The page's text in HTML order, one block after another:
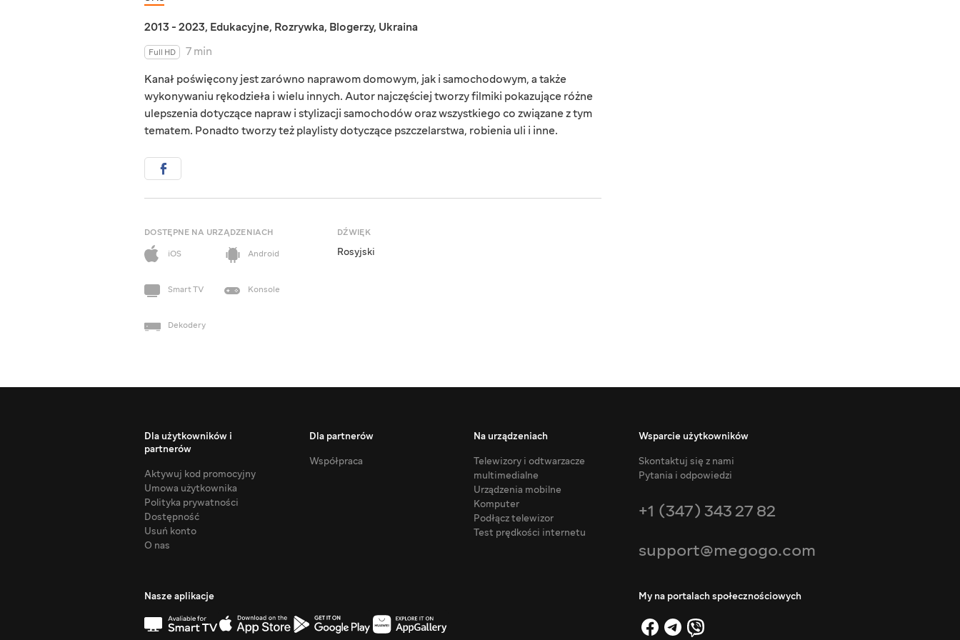
2013 - 2023, Edukacyjne, Rozrywka, Blogerzy, Ukraina
Full HD
7 min
Kanał poświęcony jest zarówno naprawom domowym, jak i samochodowym, a także
wykonywaniu rękodzieła i wielu innych. Autor najczęściej tworzy filmiki pokazujące różne
ulepszenia dotyczące napraw i stylizacji samochodów oraz wszystkiego co związane z tym
tematem. Ponadto tworzy też playlisty dotyczące pszczelarstwa, robienia uli i inne.
DOSTĘPNE NA URZĄDZENIACH
iOS
Android
Smart TV Konsole
Dekodery
DŹWIĘK
Rosyjski
Dla użytkowników i
partnerów
Aktywuj kod promocyjny
Umowa użytkownika
Polityka prywatności
Dostępność
Usuń konto
O nas
Dla partnerów
Współpraca
Na urządzeniach
Telewizory i odtwarzacze
multimedialne
Urządzenia mobilne
Komputer
Podłącz telewizor
Test prędkości internetu
Wsparcie użytkowników
Skontaktuj się z nami
Pytania i odpowiedzi
+1 (347) 343 27 82
support@megogo.com
Nasze aplikacje My na portalach społecznościowych